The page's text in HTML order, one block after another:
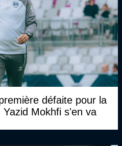
défaite pour la
Mokhfi s'en va